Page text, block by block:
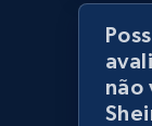
991+
não